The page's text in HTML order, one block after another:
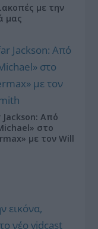
με την
μας
Jackson: Από
στο
με τον Will